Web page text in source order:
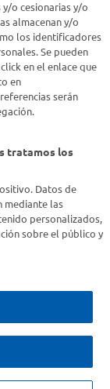
acá
antes
y/o cesionarias y/o
almacenan y/o
los identificadores
Se pueden
en el enlace que
en
serán
tratamos los
Datos de
mediante las
personalizados,
sobre el público y